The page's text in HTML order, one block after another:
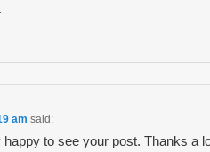
am said:
to see your post. Thanks a